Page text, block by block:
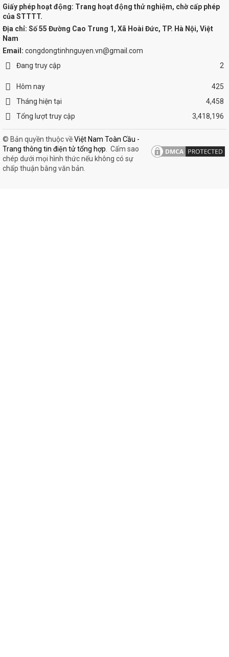
Giấy phép hoạt động: Trang hoạt động thử nghiệm, chờ cấp phép
của STTTT.
Địa chỉ: Số 55 Đường Cao Trung 1, Xã Hoài Đức, TP. Hà Nội, Việt
Nam
Email: congdongtinhnguyen.vn@gmail.com
Đang truy cập
2
Hôm nay
425
Tháng hiện tại
4,458
Tổng lượt truy cập
3,418,196
© Bản quyền thuộc vềViệt Nam Toàn Cầu -
Trang thông tin điện tử tổng hợp
Cấm sao
chép dưới mọi hình thức nếu không có sự
chấp thuận bằng văn bản.